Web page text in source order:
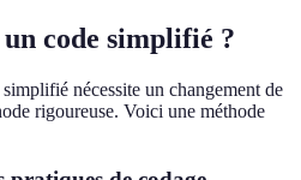
code simplifié ?
nécessite un changement de
rigoureuse. Voici une méthode